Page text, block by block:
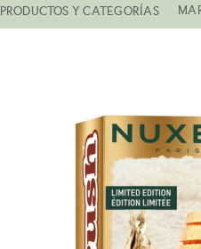
PRODUCTOS Y CATEGORÍAS